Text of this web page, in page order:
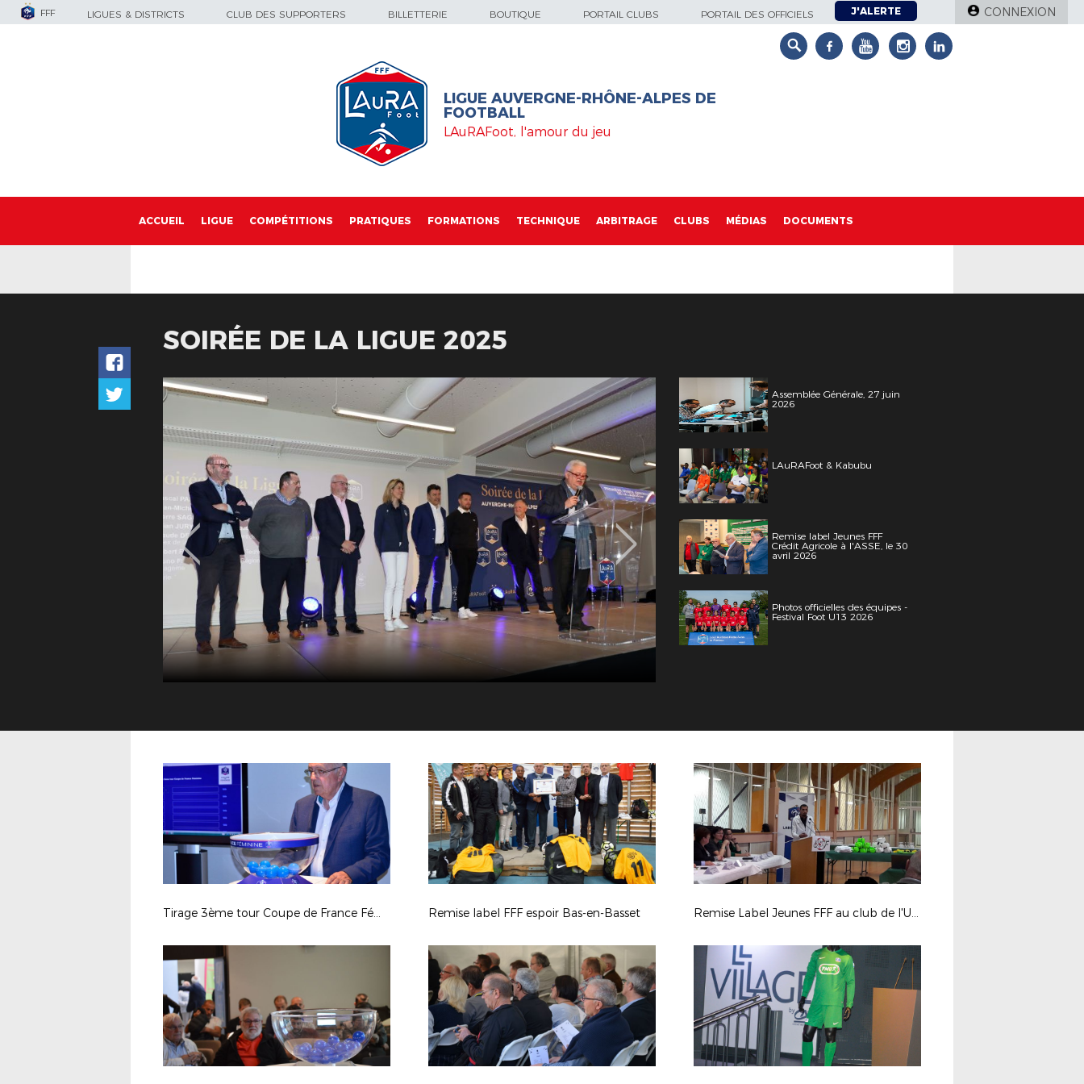
FFF LIGUES & DISTRICTS CLUB DES SUPPORTERS BILLETTERIE BOUTIQUE PORTAIL CLUBS PORTAIL DES OFFICIELS J'ALERTE CONNEXION
LIGUE AUVERGNE-RHÔNE-ALPES DE
FOOTBALL
LAuRAFoot, l'amour du jeu
ACCUEIL LIGUE COMPÉTITIONS PRATIQUES FORMATIONS TECHNIQUE ARBITRAGE CLUBS MÉDIAS DOCUMENTS
SOIRÉE DE LA LIGUE 2025
Assemblée Générale, 27 juin
2026
LAuRAFoot & Kabubu
Remise label Jeunes FFF
Crédit Agricole à l'ASSE, le 30
avril 2026
Photos officielles des équipes -
Festival Foot U13 2026
Tirage 3ème tour Coupe de France Féminine Remise label FFF espoir Bas-en-Basset Remise Label Jeunes FFF au club de l'US Feillens